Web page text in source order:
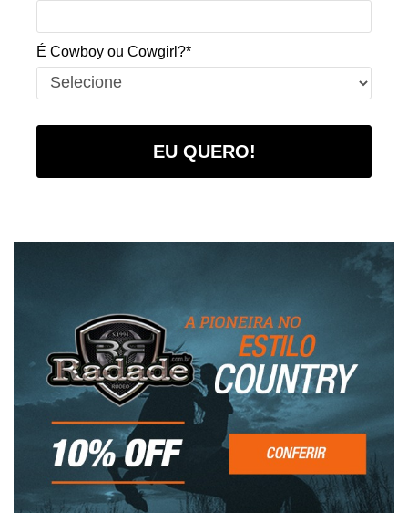
É Cowboy ou Cowgirl?*
EU QUERO!